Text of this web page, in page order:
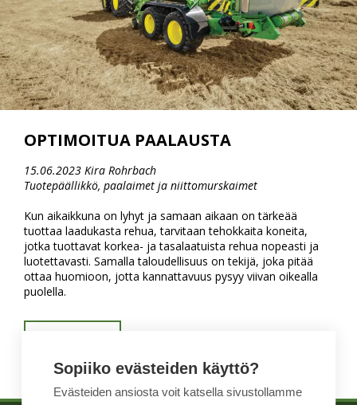
OPTIMOITUA PAALAUSTA
15.06.2023 Kira Rohrbach
Tuotepäällikkö, paalaimet ja niittomurskaimet
Kun aikaikkuna on lyhyt ja samaan aikaan on tärkeää
tuottaa laadukasta rehua, tarvitaan tehokkaita koneita,
jotka tuottavat korkea- ja tasalaatuista rehua nopeasti ja
luotettavasti. Samalla taloudellisuus on tekijä, joka pitää
ottaa huomioon, jotta kannattavuus pysyy viivan oikealla
puolella.
Sopiiko evästeiden käyttö?
Evästeiden ansiosta voit katsella sivustollamme